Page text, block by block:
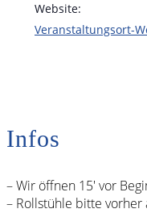
Website:
Veranstaltungsort-
Infos
– Wir öffnen 15′ vor
– Rollstühle bitte vorher